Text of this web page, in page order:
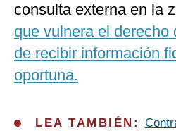
consulta externa en la
que vulnera el derecho
de recibir información
oportuna.
LEA TAMBIÉN: